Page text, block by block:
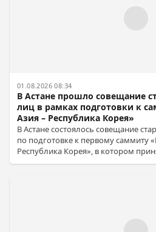
01.08.2026 08:34
В Астане прошло совещание
лиц в рамках подготовки к
Азия – Республика Корея»
В Астане состоялось совещание
по подготовке к первому саммиту
Республика Корея», в котором
Таджикистана во главе с